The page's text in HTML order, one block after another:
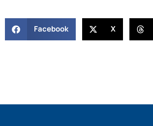
Facebook X